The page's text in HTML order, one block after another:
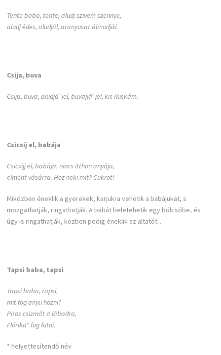
Tente baba, tente, aludj szivem szennye,
aludj édes, aludjál, aranyosat álmodjál.
Csija, buva
Csija, buva, aludjá’ jel, buvajjá’ jel, kis Iluskám.
Csicsij el, babája
Csicsijj el, babája, nincs itthon anyája,
elmënt vásárra. Hoz neki mit? Cukrot!
Miközben éneklik a gyerekek, karjukra vehetik a babájukat, s
mozgathatják, ringathatják. A babát beletehetik egy bölcsőbe, és
úgy is ringathatják, közben pedig éneklik az altatót…
Tapsi baba, tapsi
Tapsi baba, tapsi,
mit fog anyu hozni?
Piros csizmát a lábadra,
Flórika* fog futni.
* helyettesítendő név